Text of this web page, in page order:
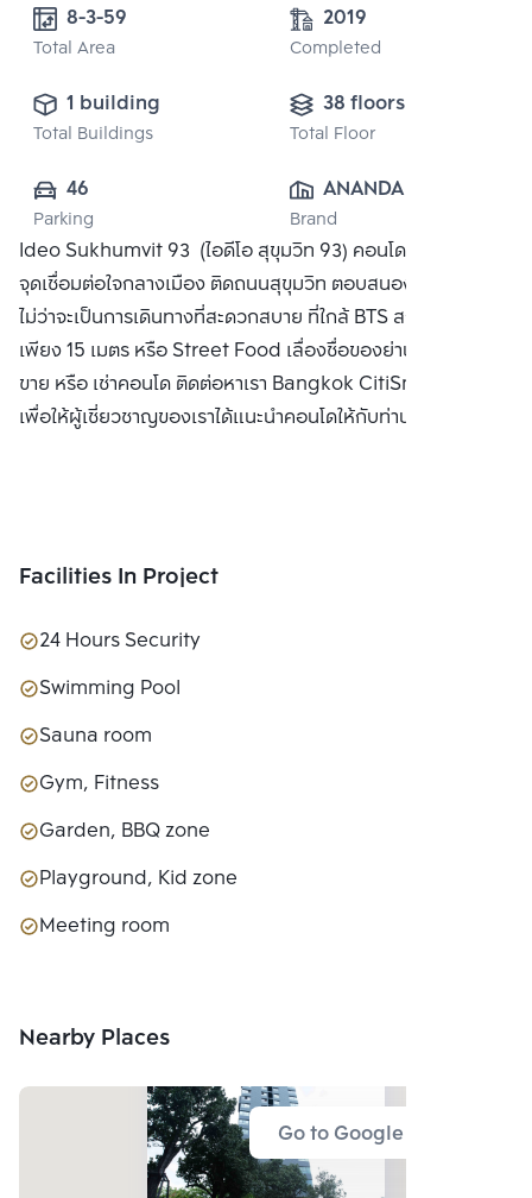
8-3-59
Total Area
2019
Completed
1 building
Total Buildings
38 floors
Total Floor
46
Parking
ANANDA
DEVELOPMENT
PUBLIC CO.,
LTD.
Brand
Ideo Sukhumvit 93 (ไอดีโอ สุขุมวิท 93) คอนโดใหม่ บนทำเล
จุดเชื่อมต่อใจกลางเมือง ติดถนนสุขุมวิท ตอบสนองชีวิตทุกด้าน
ไม่ว่าจะเป็นการเดินทางที่สะดวกสบาย ที่ใกล้ BTS สถานีบางจาก
เพียง 15 เมตร หรือ Street Food เลื่องชื่อของย่านบางจาก ซื้อ
ขาย หรือ เช่าคอนโด ติดต่อหาเรา Bangkok CitiSmart ได้ทันที
เพื่อให้ผู้เชี่ยวชาญของเราได้แนะนำคอนโดให้กับท่าน
Facilities In Project
24 Hours Security
Swimming Pool
Sauna room
Gym, Fitness
Garden, BBQ zone
Playground, Kid zone
Meeting room
Nearby Places
Go to Google Map